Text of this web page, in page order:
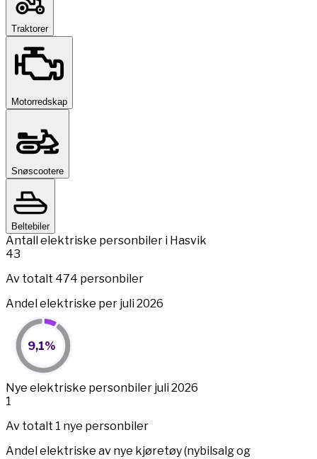
Traktorer
Motorredskap
Snøscootere
Beltebiler
Antall elektriske personbiler i Hasvik
43
Av totalt 474 personbiler
Andel elektriske per juli 2026
9,1%
Pie chart with 2 slices.
View as data table, 9,1%
9,1%
End of interactive chart.
Nye elektriske personbiler juli 2026
1
Av totalt 1 nye personbiler
Andel elektriske av nye kjøretøy (nybilsalg og